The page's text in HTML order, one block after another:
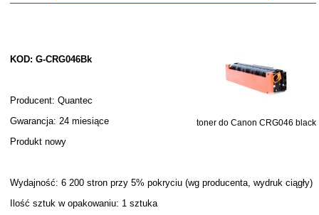
toner do Canon CRG046 black
KOD: G-CRG046Bk
Producent: Quantec
Gwarancja: 24 miesiące
Produkt nowy
Wydajność: 6 200 stron przy 5% pokryciu (wg producenta, wydruk ciągły)
Ilość sztuk w opakowaniu: 1 sztuka